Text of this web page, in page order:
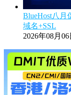
BlueHost八月
域名+SSL
2026年08月06